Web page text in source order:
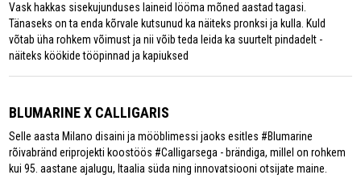
Vask hakkas sisekujunduses laineid lööma mõned aastad tagasi.
Tänaseks on ta enda kõrvale kutsunud ka näiteks pronksi ja kulla. Kuld
võtab üha rohkem võimust ja nii võib teda leida ka suurtelt pindadelt -
näiteks köökide tööpinnad ja kapiuksed
BLUMARINE X CALLIGARIS
Selle aasta Milano disaini ja mööblimessi jaoks esitles #Blumarine
rõivabränd eriprojekti koostöös #Calligarsega - brändiga, millel on rohkem
kui 95. aastane ajalugu, Itaalia süda ning innovatsiooni otsijate maine.